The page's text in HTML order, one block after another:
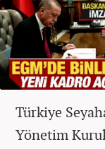
Türkiye
Yönetim